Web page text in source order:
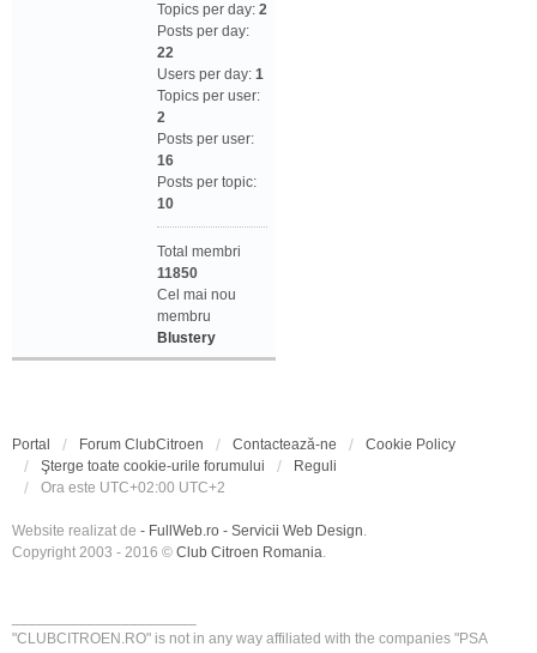
Topics per day: 2
Posts per day:
22
Users per day: 1
Topics per user:
2
Posts per user:
16
Posts per topic:
10
Total membri
11850
Cel mai nou
membru
Blustery
Portal Forum ClubCitroen Contactează-ne
Cookie Policy
Şterge toate cookie-urile forumului
Reguli
Ora este UTC+02:00 UTC+2
Website realizat de - FullWeb.ro - Servicii Web Design.
Copyright 2003 - 2016 © Club Citroen Romania.
"CLUBCITROEN.RO" is not in any way affiliated with the companies "PSA